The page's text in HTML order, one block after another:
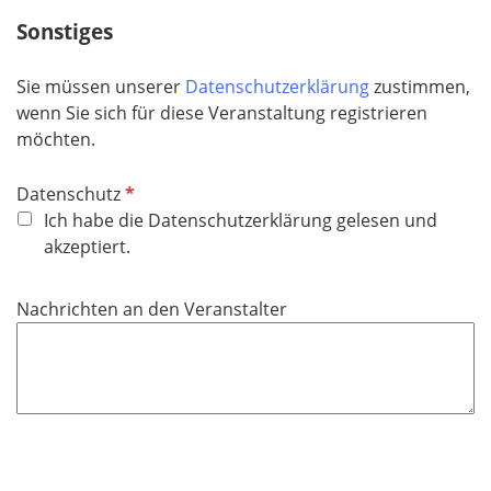
l
Sonstiges
Sie müssen unserer Datenschutzerklärungzustimmen,
wenn Sie sich für diese Veranstaltung registrieren
möchten.
DatenschutzP
f
l
h
Ich habe die Datenschutzerklärung gelesen und
akzeptiert.
Nachrichten an den Veranstalter